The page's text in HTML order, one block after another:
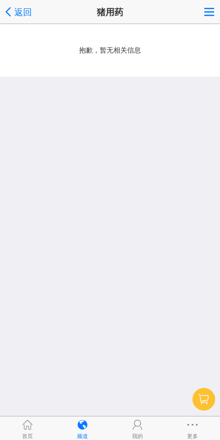
返回 猪用药
抱歉，暂无相关信息
首页 频道 我的 更多